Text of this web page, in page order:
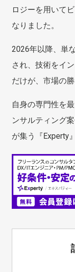
ロジーを用いて
なりました。
2026年以降、単
され、技術をイ
だけが、市場の勝
自身の専門性を
ンサルティング
が集う『Experty